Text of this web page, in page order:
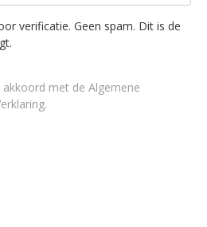
verificatie. Geen spam. Dit is de
met de Algemene
.